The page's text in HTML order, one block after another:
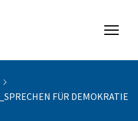
FÜR DEMOKRATIE